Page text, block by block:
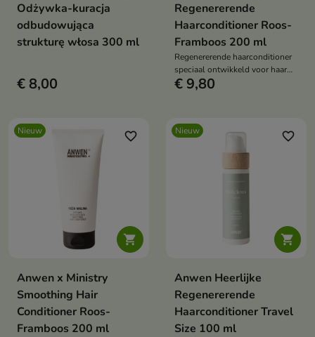
Odżywka-kuracja
odbudowująca
strukturę włosa 300 ml
€ 8,00
Regenererende
Haarconditioner Roos-
Framboos 200 ml
Regenererende haarconditioner
speciaal ontwikkeld voor haar
dat behoefte heeft aan herstel,
€ 9,80
Nieuw

favorite_border
Anwen x Ministry
Smoothing Hair
Conditioner Roos-
Framboos 200 ml
Nieuw

favorite_border
Anwen Heerlijke
Regenererende
Haarconditioner Travel
Size 100 ml